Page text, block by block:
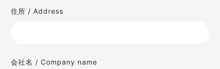
住所 / Address
会社名 / Company name